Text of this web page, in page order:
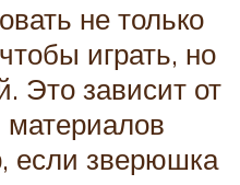
не только
играть, но
Это зависит от
если зверюшка